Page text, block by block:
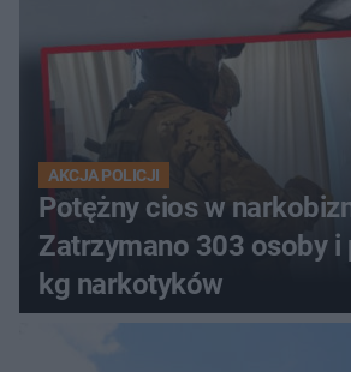
AKCJA POLICJI
Potężny cios w
Zatrzymano 303 osoby i przejęto 72
kg narkotyków